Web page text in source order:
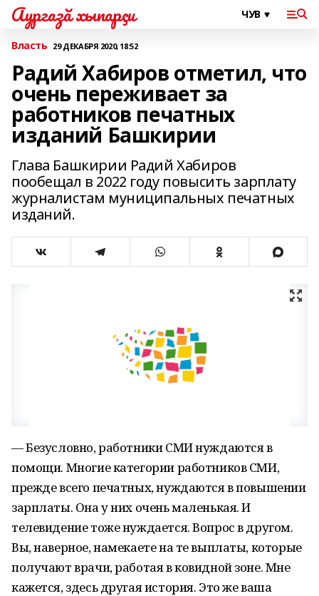
Аургазă хыпарçи
Власть 29 ДЕКАБРЯ 2020, 18:52
Радий Хабиров отметил, что
очень переживает за
работников печатных
изданий Башкирии
Глава Башкирии Радий Хабиров
пообещал в 2022 году повысить зарплату
журналистам муниципальных печатных
изданий.
— Безусловно, работники СМИ нуждаются в
помощи. Многие категории работников СМИ,
прежде всего печатных, нуждаются в повышении
зарплаты. Она у них очень маленькая. И
телевидение тоже нуждается. Вопрос в другом.
Вы, наверное, намекаете на те выплаты, которые
получают врачи, работая в ковидной зоне. Мне
кажется, здесь другая история. Это же ваша